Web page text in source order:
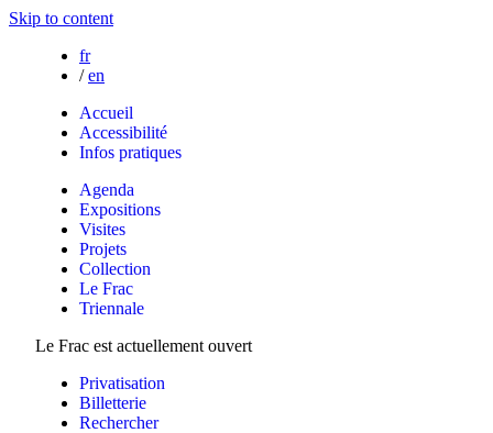
Skip to content
fr
/ en
Accueil
Accessibilité
Infos pratiques
Agenda
Expositions
Visites
Projets
Collection
Le Frac
Triennale
Le Frac est actuellement ouvert
Privatisation
Billetterie
Rechercher